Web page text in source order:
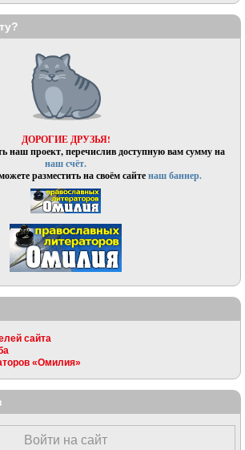
ДОРОГИЕ ДРУЗЬЯ!
наш проект, перечислив доступную вам сумму на
наш счёт.
разместить на своём сайтенаш баннер.
сайта
«Омилия»
Войти на сайт